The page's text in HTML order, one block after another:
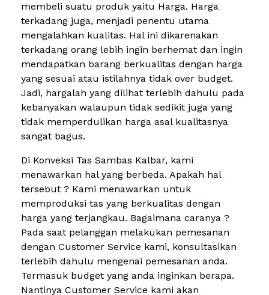
membeli suatu produk yaitu Harga. Harga
terkadang juga, menjadi penentu utama
mengalahkan kualitas. Hal ini dikarenakan
terkadang orang lebih ingin berhemat dan ingin
mendapatkan barang berkualitas dengan harga
yang sesuai atau istilahnya tidak over budget.
Jadi, hargalah yang dilihat terlebih dahulu pada
kebanyakan walaupun tidak sedikit juga yang
tidak memperdulikan harga asal kualitasnya
sangat bagus.
Di Konveksi Tas Sambas Kalbar, kami
menawarkan hal yang berbeda. Apakah hal
tersebut ? Kami menawarkan untuk
memproduksi tas yang berkualitas dengan
harga yang terjangkau. Bagaimana caranya ?
Pada saat pelanggan melakukan pemesanan
dengan Customer Service kami, konsultasikan
terlebih dahulu mengenai pemesanan anda.
Termasuk budget yang anda inginkan berapa.
Nantinya Customer Service kami akan